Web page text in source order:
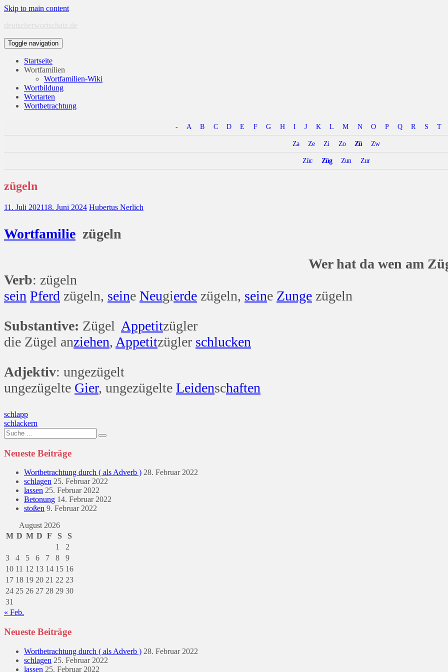
Skip to main content
deutscherwortschatz.de
Toggle navigation
Startseite
Wortfamilien
Wortfamilien-Wiki
Wortbildung
Wortarten
Wortbetrachtung
- A B C D E F G H I J K L M N O P Q R S T
Za Ze Zi Zo Zü Zw
Züc Züg Zun Zur
zügeln
11. Juli 202118. Juni 2024 Hubertus Nerlich
Wortfamilie zügeln
Wer hat da wen am
Verb: zügeln
sein Pferd zügeln, seine Neugierde zügeln, seine Zunge zügeln
Substantive: Zügel Appetitzügler
die Zügel anziehen, Appetitzügler schlucken
Adjektiv: ungezügelt
ungezügelte Gier, ungezügelte Leidenschaften
Beitragsnavigation
schlapp
schlackern
Suche
nach:
Neueste Beiträge
Wortbetrachtung durch ( als Adverb ) 28. Februar 2022
schlagen 25. Februar 2022
lassen 25. Februar 2022
Betonung 14. Februar 2022
stoßen 9. Februar 2022
August 2026
M D M D F S
S
1
2
3
4 5 6 7 8
9
10 11 12 13 14 15 16
17 18 19 20 21 22 23
24 25 26 27 28 29 30
31
« Feb.
Neueste Beiträge
Wortbetrachtung durch ( als Adverb ) 28. Februar 2022
schlagen 25. Februar 2022
lassen 25. Februar 2022